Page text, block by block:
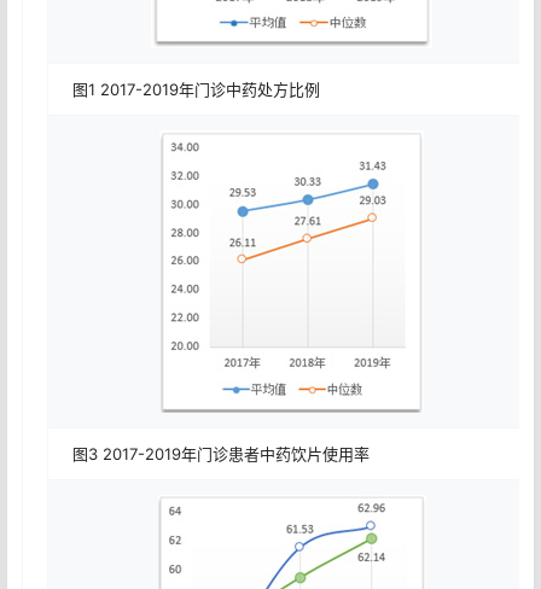
图1 2017-2019年门诊中药处方比例
图3 2017-2019年门诊患者中药饮片使用率